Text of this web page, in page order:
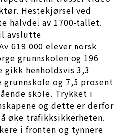
Hestekjørsel ved
halvdel av 1700-tallet.
avslutte
619 000 elever norsk
grunnskolen og 196
gikk henholdsvis 3,3
og 7,5 prosent
skole. Trykket i
og dette er derfor
øke trafikksikkerheten.
i fronten og tynnere